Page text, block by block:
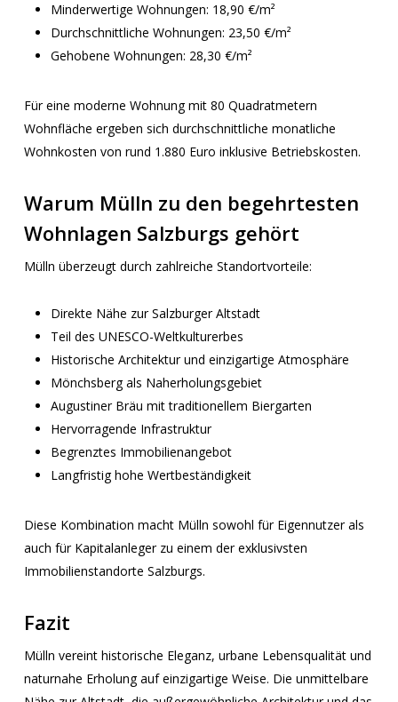
Minderwertige Wohnungen: 18,90 €/m²
Durchschnittliche Wohnungen: 23,50 €/m²
Gehobene Wohnungen: 28,30 €/m²
Für eine moderne Wohnung mit 80 Quadratmetern
Wohnfläche ergeben sich durchschnittliche monatliche
Wohnkosten von rund 1.880 Euro inklusive Betriebskosten.
Warum Mülln zu den begehrtesten
Wohnlagen Salzburgs gehört
Mülln überzeugt durch zahlreiche Standortvorteile:
Direkte Nähe zur Salzburger Altstadt
Teil des UNESCO-Weltkulturerbes
Historische Architektur und einzigartige Atmosphäre
Mönchsberg als Naherholungsgebiet
Augustiner Bräu mit traditionellem Biergarten
Hervorragende Infrastruktur
Begrenztes Immobilienangebot
Langfristig hohe Wertbeständigkeit
Diese Kombination macht Mülln sowohl für Eigennutzer als
auch für Kapitalanleger zu einem der exklusivsten
Immobilienstandorte Salzburgs.
Fazit
Mülln vereint historische Eleganz, urbane Lebensqualität und
naturnahe Erholung auf einzigartige Weise. Die unmittelbare